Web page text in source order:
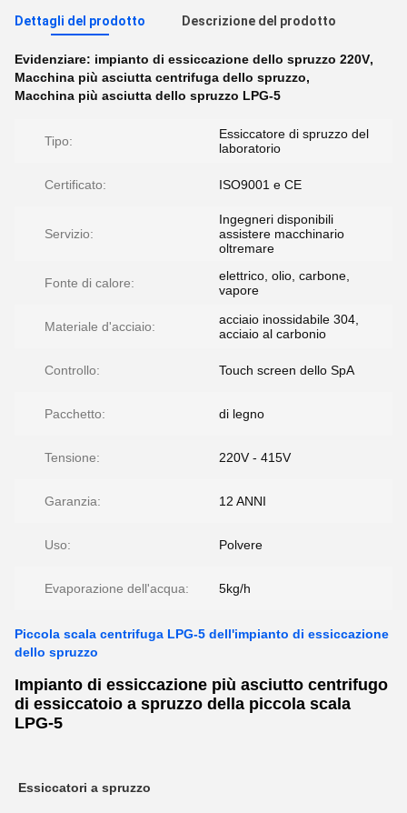
Dettagli del prodotto Descrizione del prodotto
Evidenziare: impianto di essiccazione dello spruzzo 220V,
Macchina più asciutta centrifuga dello spruzzo,
Macchina più asciutta dello spruzzo LPG-5
Tipo:
Essiccatore di spruzzo del
laboratorio
Certificato: ISO9001 e CE
Servizio:
Ingegneri disponibili
assistere macchinario
oltremare
Fonte di calore:
elettrico, olio, carbone,
vapore
Materiale d'acciaio:
acciaio inossidabile 304,
acciaio al carbonio
Controllo: Touch screen dello SpA
Pacchetto: di legno
Tensione: 220V - 415V
Garanzia: 12 ANNI
Uso: Polvere
Evaporazione dell'acqua: 5kg/h
Piccola scala centrifuga LPG-5 dell'impianto di essiccazione
dello spruzzo
Impianto di essiccazione più asciutto centrifugo
di essiccatoio a spruzzo della piccola scala
LPG-5
Essiccatori a spruzzo